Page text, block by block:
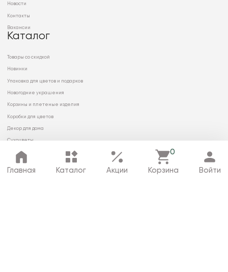
Главная Каталог Акции
0
Корзина Войти
Новости
Контакты
Вакансии
Каталог
Товары со скидкой
Новинки
Упаковка для цветов и подарков
Новогодние украшения
Корзины и плетеные изделия
Коробки для цветов
Декор для дома
Сухоцветы
© 2026 ООО «МИРРЭЙ»